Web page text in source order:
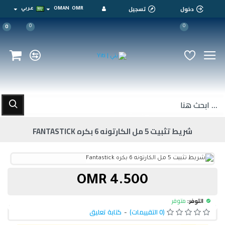
دخول تسجيل OMR
OMAN عربي
0
0
0
شريط تثبيت 5 مل الكارتونه 6 بكره FANTASTICK
التوفر: متوفر
(0 التقييمات) - كتابة تعليق
4.500 OMR